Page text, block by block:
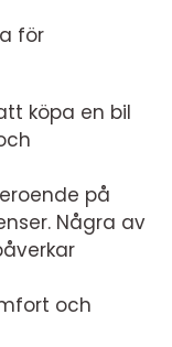
för
köpa en bil
på
Några av
och